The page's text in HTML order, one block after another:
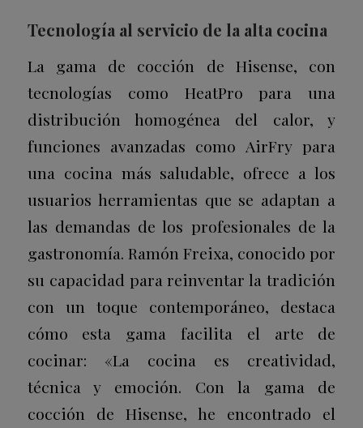
Tecnología al servicio de la alta cocina
La gama de cocción de Hisense, con
tecnologías como HeatPro para una
distribución homogénea del calor, y
funciones avanzadas como AirFry para
una cocina más saludable, ofrece a los
usuarios herramientas que se adaptan a
las demandas de los profesionales de la
gastronomía. Ramón Freixa, conocido por
su capacidad para reinventar la tradición
con un toque contemporáneo, destaca
cómo esta gama facilita el arte de
cocinar: «La cocina es creatividad,
técnica y emoción. Con la gama de
cocción de Hisense, he encontrado el